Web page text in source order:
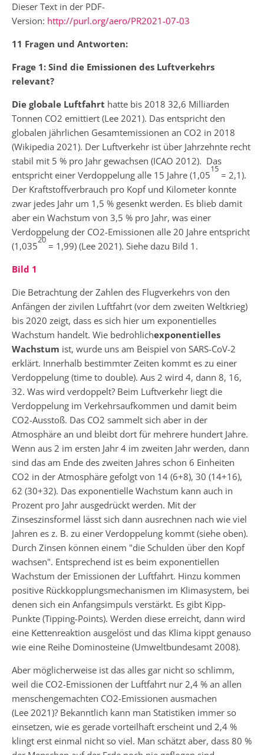
Dieser Text in der PDF-
Version: http://purl.org/aero/PR2021-07-03
11 Fragen und Antworten:
Frage 1: Sind die Emissionen des Luftverkehrs
relevant?
Die globale Luftfahrt hatte bis 2018 32,6 Milliarden
Tonnen CO2 emittiert (Lee 2021). Das entspricht den
globalen jährlichen Gesamtemissionen an CO2 in 2018
(Wikipedia 2021). Der Luftverkehr ist über Jahrzehnte recht
stabil mit 5 % pro Jahr gewachsen (ICAO 2012). Das
entspricht einer Verdoppelung alle 15 Jahre (1,05
15
= 2,1).
Der Kraftstoffverbrauch pro Kopf und Kilometer konnte
zwar jedes Jahr um 1,5 % gesenkt werden. Es blieb damit
aber ein Wachstum von 3,5 % pro Jahr, was einer
Verdoppelung der CO2-Emissionen alle 20 Jahre entspricht
(1,035
20
= 1,99) (Lee 2021). Siehe dazu Bild 1.
Bild 1
Die Betrachtung der Zahlen des Flugverkehrs von den
Anfängen der zivilen Luftfahrt (vor dem zweiten Weltkrieg)
bis 2020 zeigt, dass es sich hier um exponentielles
Wachstum handelt. Wie bedrohlichexponentielles
Wachstum ist, wurde uns am Beispiel von SARS-CoV-2
erklärt. Innerhalb bestimmter Zeiten kommt es zu einer
Verdoppelung (time to double). Aus 2 wird 4, dann 8, 16,
32. Was wird verdoppelt? Beim Luftverkehr liegt die
Verdoppelung im Verkehrsaufkommen und damit beim
CO2-Ausstoß. Das CO2 sammelt sich aber in der
Atmosphäre an und bleibt dort für mehrere hundert Jahre.
Wenn aus 2 im ersten Jahr 4 im zweiten Jahr werden, dann
sind das am Ende des zweiten Jahres schon 6 Einheiten
CO2 in der Atmosphäre gefolgt von 14 (6+8), 30 (14+16),
62 (30+32). Das exponentielle Wachstum kann auch in
Prozent pro Jahr ausgedrückt werden. Mit der
Zinseszinsformel lässt sich dann ausrechnen nach wie viel
Jahren es z. B. zu einer Verdoppelung kommt (siehe oben).
Durch Zinsen können einem "die Schulden über den Kopf
wachsen". Entsprechend ist es beim exponentiellen
Wachstum der Emissionen der Luftfahrt. Hinzu kommen
positive Rückkopplungsmechanismen im Klimasystem, bei
denen sich ein Anfangsimpuls verstärkt. Es gibt Kipp-
Punkte (Tipping-Points). Werden diese erreicht, dann wird
eine Kettenreaktion ausgelöst und das Klima kippt genauso
wie eine Reihe Dominosteine (Umweltbundesamt 2008).
Aber möglicherweise ist das alles gar nicht so schlimm,
weil die CO2-Emissionen der Luftfahrt nur 2,4 % an allen
menschengemachten CO2-Emissionen ausmachen
(Lee 2021)? Bekanntlich kann man Statistiken immer so
einsetzen, wie es gerade vorteilhaft erscheint und 2,4 %
klingt erst einmal nicht so viel. Man schätzt aber, dass 80 %